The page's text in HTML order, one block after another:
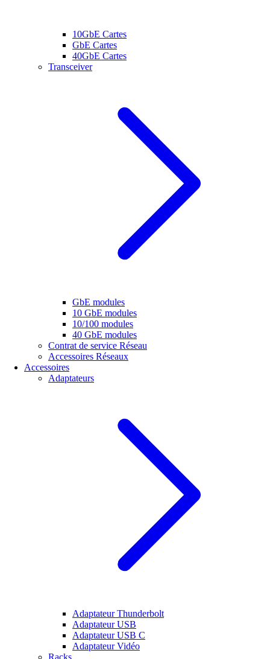
10GbE Cartes
GbE Cartes
40GbE Cartes
Transceiver
GbE modules
10 GbE modules
10/100 modules
40 GbE modules
Contrat de service Réseau
Accessoires Réseaux
Accessoires
Adaptateurs
Adaptateur Thunderbolt
Adaptateur USB
Adaptateur USB C
Adaptateur Vidéo
Racks